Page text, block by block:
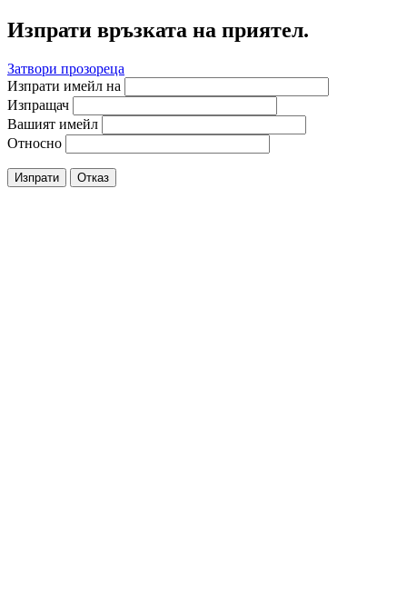
Изпрати връзката на приятел.
Затвори прозореца
Изпрати имейл на
Изпращач
Вашият имейл
Относно
Изпрати Отказ